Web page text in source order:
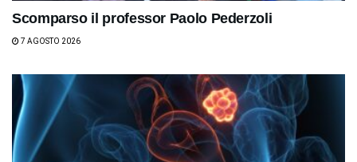
Scomparso il professor Paolo Pederzoli
7 AGOSTO 2026